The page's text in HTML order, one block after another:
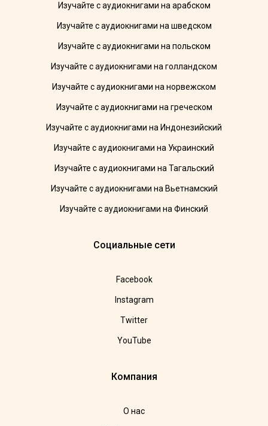
Изучайте с аудиокнигами на арабском
Изучайте с аудиокнигами на шведском
Изучайте с аудиокнигами на польском
Изучайте с аудиокнигами на голландском
Изучайте с аудиокнигами на норвежском
Изучайте с аудиокнигами на греческом
Изучайте с аудиокнигами на Индонезийский
Изучайте с аудиокнигами на Украинский
Изучайте с аудиокнигами на Тагальский
Изучайте с аудиокнигами на Вьетнамский
Изучайте с аудиокнигами на Финский
Социальные сети
Facebook
Instagram
Twitter
YouTube
Компания
О нас